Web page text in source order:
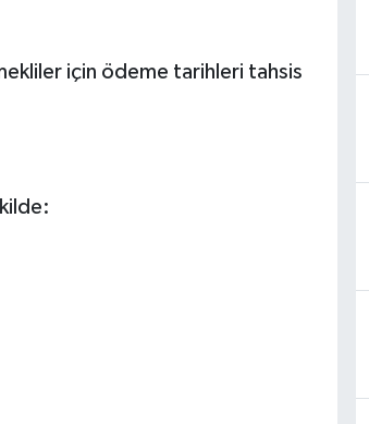
için ödeme tarihleri tahsis